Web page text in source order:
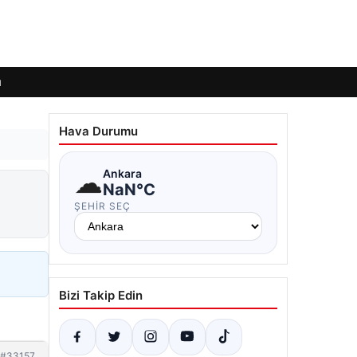
Hava Durumu
☁Ankara
NaN°C
ŞEHIR SEÇ
Bizi Takip Edin